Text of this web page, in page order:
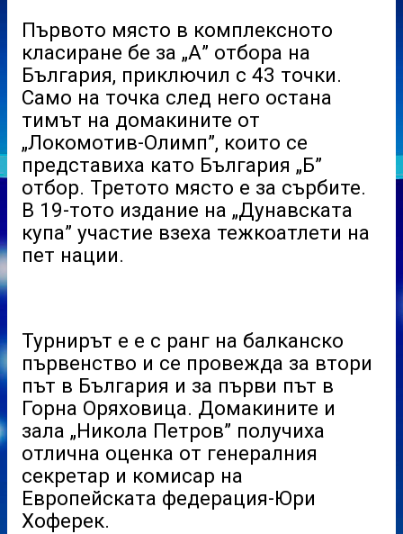
Първото място в комплексното
класиране бе за „А” отбора на
България, приключил с 43 точки.
Само на точка след него остана
тимът на домакините от
„Локомотив-Олимп”, които се
представиха като България „Б”
отбор. Третото място е за сърбите.
В 19-тото издание на „Дунавската
купа” участие взеха тежкоатлети на
пет нации.
Турнирът е е с ранг на балканско
първенство и се провежда за втори
път в България и за първи път в
Горна Оряховица. Домакините и
зала „Никола Петров” получиха
отлична оценка от генералния
секретар и комисар на
Европейската федерация-Юри
Хоферек.